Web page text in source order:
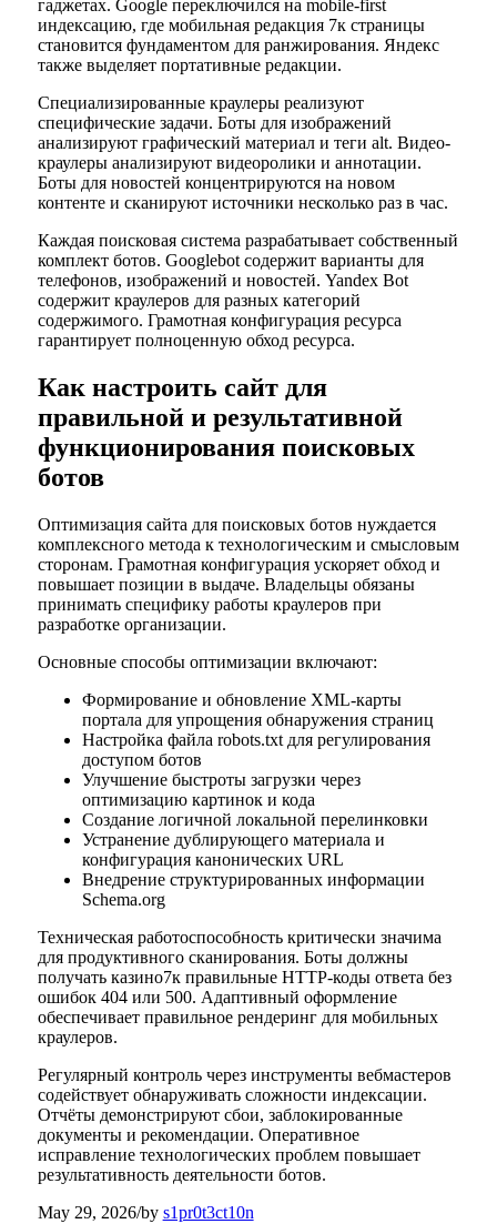
гаджетах. Google переключился на mobile-first
индексацию, где мобильная редакция 7к страницы
становится фундаментом для ранжирования. Яндекс
также выделяет портативные редакции.
Специализированные краулеры реализуют
специфические задачи. Боты для изображений
анализируют графический материал и теги alt. Видео-
краулеры анализируют видеоролики и аннотации.
Боты для новостей концентрируются на новом
контенте и сканируют источники несколько раз в час.
Каждая поисковая система разрабатывает собственный
комплект ботов. Googlebot содержит варианты для
телефонов, изображений и новостей. Yandex Bot
содержит краулеров для разных категорий
содержимого. Грамотная конфигурация ресурса
гарантирует полноценную обход ресурса.
Как настроить сайт для
правильной и результативной
функционирования поисковых
ботов
Оптимизация сайта для поисковых ботов нуждается
комплексного метода к технологическим и смысловым
сторонам. Грамотная конфигурация ускоряет обход и
повышает позиции в выдаче. Владельцы обязаны
принимать специфику работы краулеров при
разработке организации.
Основные способы оптимизации включают:
Формирование и обновление XML-карты
портала для упрощения обнаружения страниц
Настройка файла robots.txt для регулирования
доступом ботов
Улучшение быстроты загрузки через
оптимизацию картинок и кода
Создание логичной локальной перелинковки
Устранение дублирующего материала и
конфигурация канонических URL
Внедрение структурированных информации
Schema.org
Техническая работоспособность критически значима
для продуктивного сканирования. Боты должны
получать казино7к правильные HTTP-коды ответа без
ошибок 404 или 500. Адаптивный оформление
обеспечивает правильное рендеринг для мобильных
краулеров.
Регулярный контроль через инструменты вебмастеров
содействует обнаруживать сложности индексации.
Отчёты демонстрируют сбои, заблокированные
документы и рекомендации. Оперативное
исправление технологических проблем повышает
результативность деятельности ботов.
May 29, 2026/by s1pr0t3ct10n